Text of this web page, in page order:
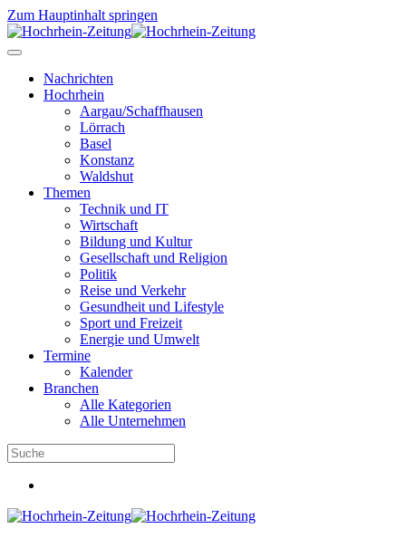
Zum Hauptinhalt springen
Nachrichten
Hochrhein
Aargau/Schaffhausen
Lörrach
Basel
Konstanz
Waldshut
Themen
Technik und IT
Wirtschaft
Bildung und Kultur
Gesellschaft und Religion
Politik
Reise und Verkehr
Gesundheit und Lifestyle
Sport und Freizeit
Energie und Umwelt
Termine
Kalender
Branchen
Alle Kategorien
Alle Unternehmen